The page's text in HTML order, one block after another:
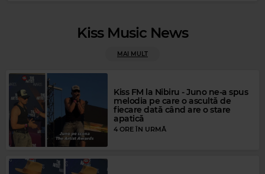
Rock Blues
HENRIK FREISCHLADER–THE MEMORY OF OUR LOVE
Kiss Music News
MAI MULT
Kiss FM la Nibiru - Juno ne-a spus
melodia pe care o ascultă de
fiecare dată când are o stare
apatică
4 ORE ÎN URMĂ